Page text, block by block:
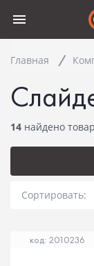
Главная
14 найдено
Сортировать:
код: 2010236